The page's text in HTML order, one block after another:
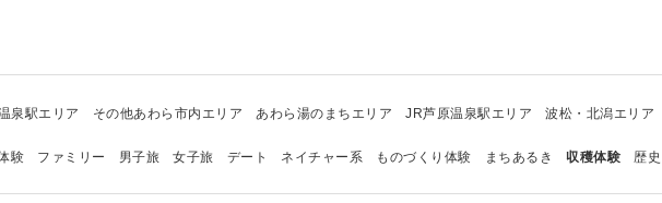
泉駅エリア その他あわら市内エリア あわら湯のまちエリア JR芦原温泉駅エリア 波松・北潟エリア
験 ファミリー 男子旅 女子旅 デート ネイチャー系 ものづくり体験 まちあるき 収穫体験 歴史